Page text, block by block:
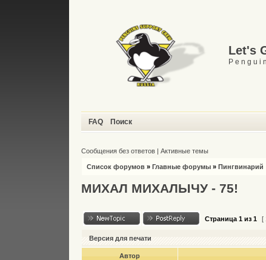
Let's
P e n g u i
FAQ Поиск
Сообщения без ответов |Активные темы
Список форумов »Главные форумы »Пингвинарий
МИХАЛ МИХАЛЫЧУ - 75!
Страница1 из1 [
Версия для печати
Автор